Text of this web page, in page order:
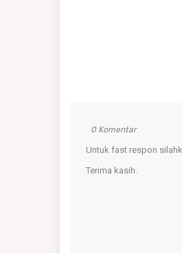
0 Komentar
Untuk fast respon
Terima kasih.